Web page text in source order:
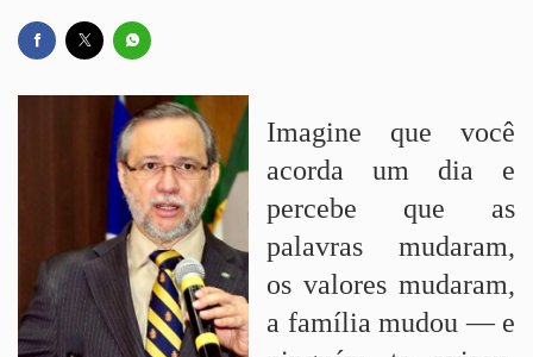
Imagine que você
acorda um dia e
percebe que as
palavras mudaram,
os valores mudaram,
a família mudou — e